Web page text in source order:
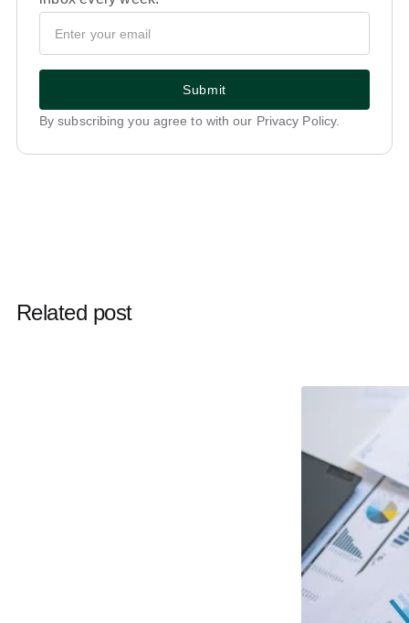
Submit
By subscribing you agree to with our Privacy Policy.
Related post